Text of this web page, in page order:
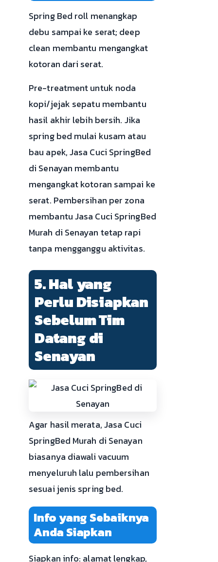
Spring Bed roll menangkap
debu sampai ke serat; deep
clean membantu mengangkat
kotoran dari serat.
Pre-treatment untuk noda
kopi/jejak sepatu membantu
hasil akhir lebih bersih. Jika
spring bed mulai kusam atau
bau apek, Jasa Cuci SpringBed
di Senayan membantu
mengangkat kotoran sampai ke
serat. Pembersihan per zona
membantu Jasa Cuci SpringBed
Murah di Senayan tetap rapi
tanpa mengganggu aktivitas.
5. Hal yang
Perlu Disiapkan
Sebelum Tim
Datang di
Senayan
Agar hasil merata, Jasa Cuci
SpringBed Murah di Senayan
biasanya diawali vacuum
menyeluruh lalu pembersihan
sesuai jenis spring bed.
Info yang Sebaiknya
Anda Siapkan
Siapkan info: alamat lengkap,